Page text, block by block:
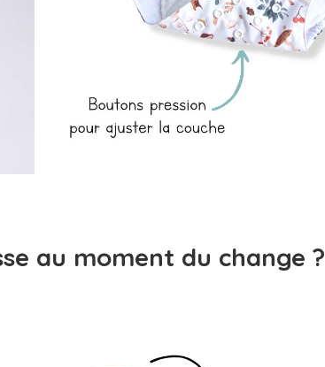
au moment du change ?